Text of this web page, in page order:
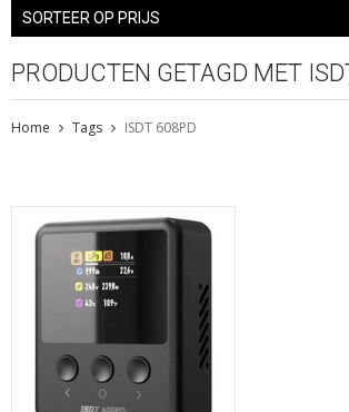
SORTEER OP PRIJS
PRODUCTEN GETAGD MET
Home Tags ISDT 608PD